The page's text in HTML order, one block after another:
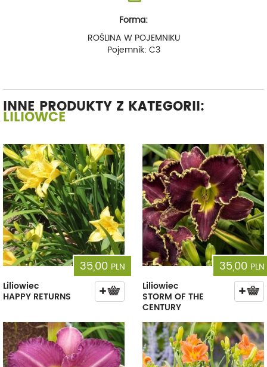
Forma:
ROŚLINA W POJEMNIKU
Pojemnik: C3
INNE PRODUKTY Z KATEGORII:
LILIOWCE
35,00 PLN
Liliowiec
HAPPY RETURNS
35,00 PLN
Liliowiec
STORM OF THE
CENTURY